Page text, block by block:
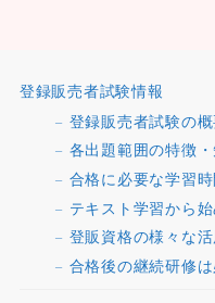
登録販売者試験情報
登録販売者試験の
各出題範囲の特徴
合格に必要な学習時
テキスト学習から
登販資格の様々な
合格後の継続研修